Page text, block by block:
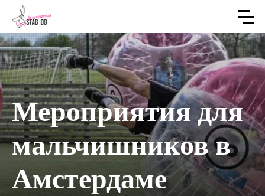
Мероприятия для
мальчишников в
Амстердаме